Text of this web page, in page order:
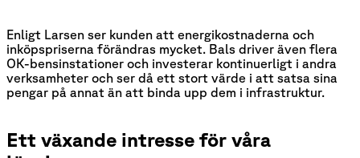
Enligt Larsen ser kunden att energikostnaderna och
inköpspriserna förändras mycket. Bals driver även flera
OK-bensinstationer och investerar kontinuerligt i andra
verksamheter och ser då ett stort värde i att satsa sina
pengar på annat än att binda upp dem i infrastruktur.
Ett växande intresse för våra